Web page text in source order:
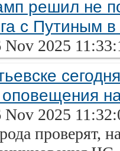
решил не
с Путиным в
2025
2025
проверят,